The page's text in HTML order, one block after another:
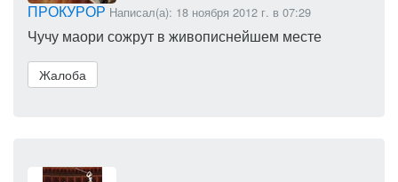
ПРОКУРОР Написал(а): 18 ноября 2012 г. в 07:29
Чучу маори сожрут в живописнейшем месте
Жалоба